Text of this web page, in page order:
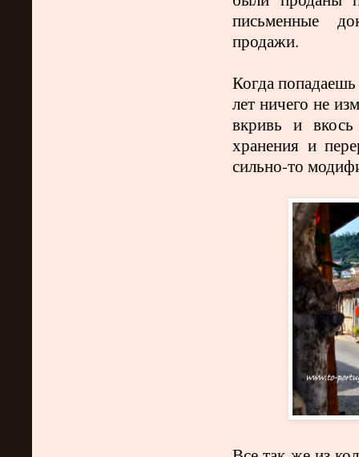
письменные
продажи.
Когда
лет ничего не
вкривь и
хранения и
сильно-то